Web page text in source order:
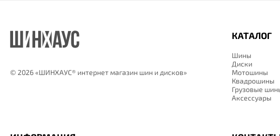
© 2026 «ШИНХАУС® интернет магазин шин и дисков»
КАТАЛОГ
Шины
Диски
Мотошины
Квадрошины
Грузовые
Аксессуары